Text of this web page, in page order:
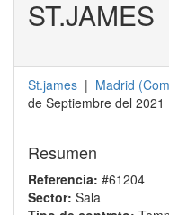
ST.JAMES
St.james | Madrid (
de Septiembre del 2021
Resumen
Referencia: #61204
Sector: Sala